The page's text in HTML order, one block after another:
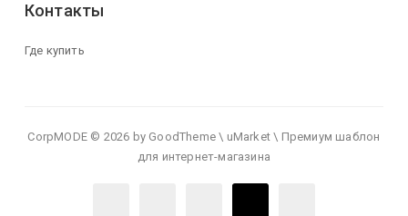
Контакты
Где купить
CorpMODE © 2026 by GoodTheme \ uMarket \ Премиум шаблон
для интернет-магазина